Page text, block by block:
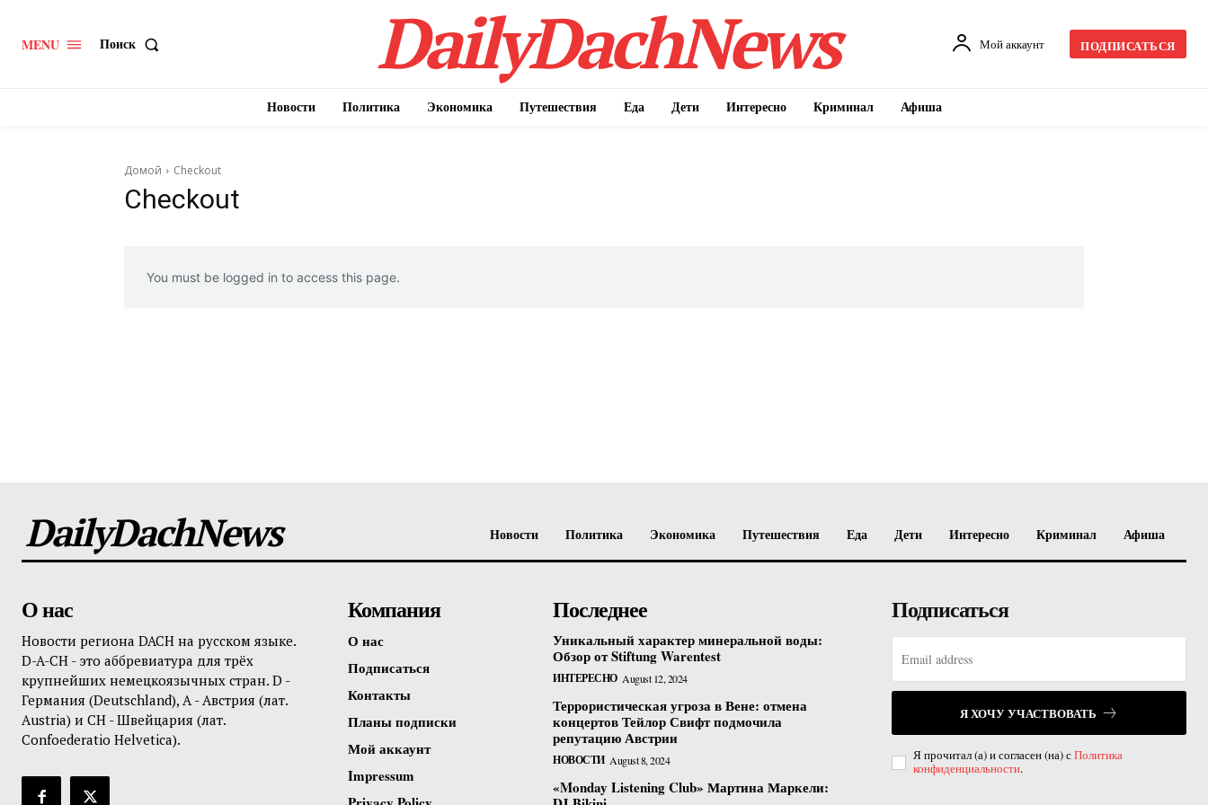
Impressum
Privacy Policy
MENU Поиск DailyDachNews Мой аккаунт ПОДПИСАТЬСЯ
Новости Политика Экономика Путешествия Еда Дети Интересно Криминал Афиша
Домой Checkout
Checkout
You must be logged in to access this page.
DailyDachNews Новости Политика Экономика Путешествия Еда Дети Интересно Криминал Афиша
О нас
Новости региона DACH на русском языке.
D-A-CH - это аббревиатура для трёх
крупнейших немецкоязычных стран. D -
Германия (Deutschland), A - Австрия (лат.
Austria) и CH - Швейцария (лат.
Confoederatio Helvetica).
Компания
О нас
Подписаться
Контакты
Планы подписки
Мой аккаунт
Impressum
Последнее
Уникальный характер минеральной воды:
Обзор от Stiftung Warentest
ИНТЕРЕСНО August 12, 2024
Террористическая угроза в Вене: отмена
концертов Тейлор Свифт подмочила
репутацию Австрии
НОВОСТИ August 8, 2024
«Monday Listening Club» Мартина Маркели:
Подписаться
Я ХОЧУ УЧАСТВОВАТЬ
Я прочитал (а) и согласен (на) сПолитика
конфиденциальности.